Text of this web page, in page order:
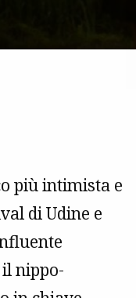
più intimista e
di Udine e
nippo-